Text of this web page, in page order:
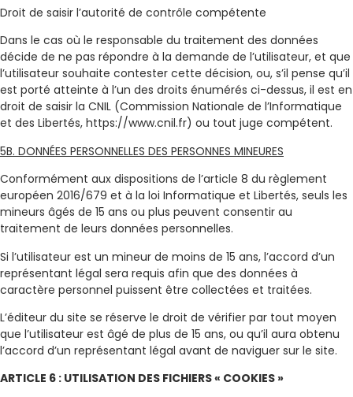
Droit de saisir l’autorité de contrôle compétente
Dans le cas où le responsable du traitement des données
décide de ne pas répondre à la demande de l’utilisateur, et que
l’utilisateur souhaite contester cette décision, ou, s’il pense qu’il
est porté atteinte à l’un des droits énumérés ci-dessus, il est en
droit de saisir la CNIL (Commission Nationale de l’Informatique
et des Libertés, https://www.cnil.fr) ou tout juge compétent.
5B. DONNÉES PERSONNELLES DES PERSONNES MINEURES
Conformément aux dispositions de l’article 8 du règlement
européen 2016/679 et à la loi Informatique et Libertés, seuls les
mineurs âgés de 15 ans ou plus peuvent consentir au
traitement de leurs données personnelles.
Si l’utilisateur est un mineur de moins de 15 ans, l’accord d’un
représentant légal sera requis afin que des données à
caractère personnel puissent être collectées et traitées.
L’éditeur du site se réserve le droit de vérifier par tout moyen
que l’utilisateur est âgé de plus de 15 ans, ou qu’il aura obtenu
l’accord d’un représentant légal avant de naviguer sur le site.
ARTICLE 6 : UTILISATION DES FICHIERS « COOKIES »